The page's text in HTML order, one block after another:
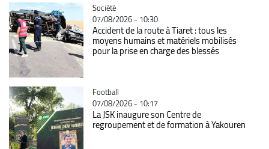
Catégorie
Société
07/08/2026 - 10:30
Accident de la route à Tiaret : tous les
moyens humains et matériels mobilisés
pour la prise en charge des blessés
Catégorie
Football
07/08/2026 - 10:17
La JSK inaugure son Centre de
regroupement et de formation à Yakouren